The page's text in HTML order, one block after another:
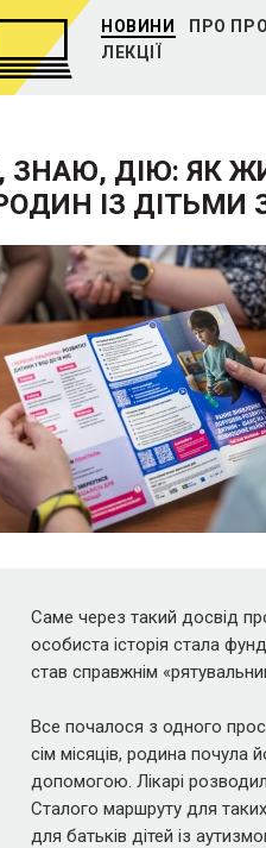
НОВИНИ ПРО
ЛЕКЦІЇ
ЗНАЮ, ДІЮ: ЯК
ІЗ ДІТЬМИ
Саме через такий досвід
особиста історія стала
став справжнім
Все почалося з одного
сім місяців, родина почула
допомогою. Лікарі
Сталого маршруту для
для батьків дітей із